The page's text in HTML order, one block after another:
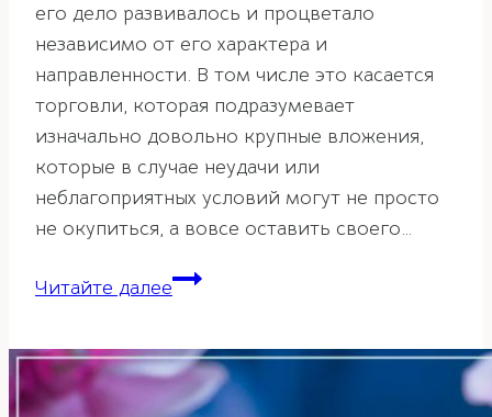
его дело развивалось и процветало
независимо от его характера и
направленности. В том числе это касается
торговли, которая подразумевает
изначально довольно крупные вложения,
которые в случае неудачи или
неблагоприятных условий могут не просто
не окупиться, а вовсе оставить своего…
Читайте далееФэн-
торговли
и